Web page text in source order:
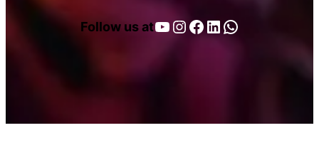
Follow us atYouTube
Instagram
Facebook
LinkedIn
WhatsApp